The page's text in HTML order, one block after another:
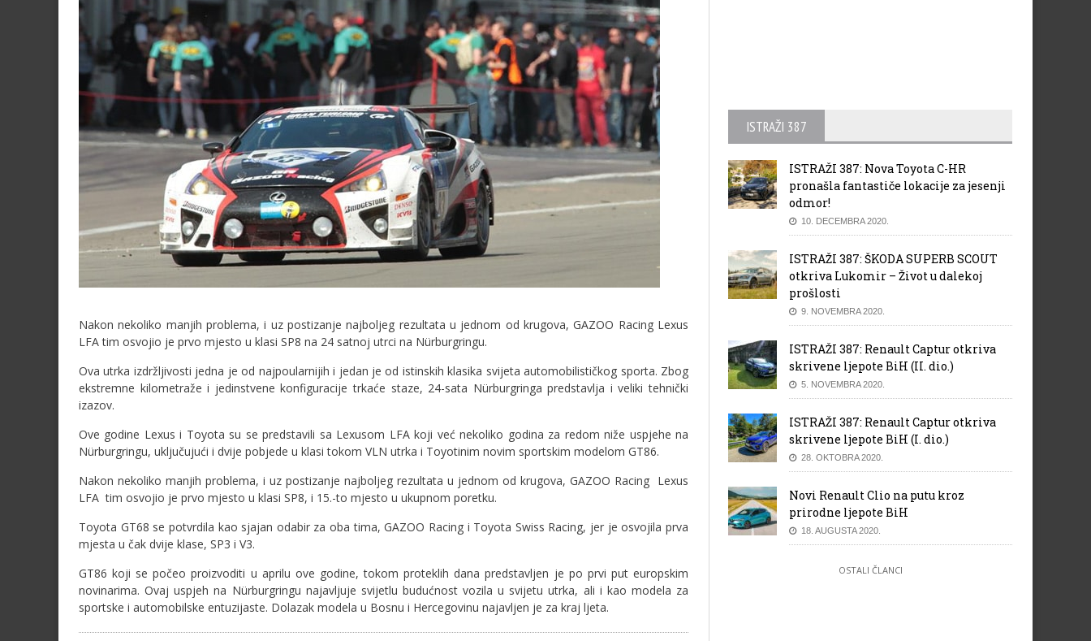
Nakon nekoliko manjih problema, i uz postizanje najboljeg rezultata u jednom od krugova, GAZOO Racing Lexus
LFA tim osvojio je prvo mjesto u klasi SP8 na 24 satnoj utrci na Nürburgringu.
Ova utrka izdržljivosti jedna je od najpoularnijih i jedan je od istinskih klasika svijeta automobilističkog sporta. Zbog
ekstremne kilometraže i jedinstvene konfiguracije trkaće staze, 24-sata Nürburgringa predstavlja i veliki tehnički
izazov.
Ove godine Lexus i Toyota su se predstavili sa Lexusom LFA koji već nekoliko godina za redom niže uspjehe na
Nürburgringu, uključujući i dvije pobjede u klasi tokom VLN utrka i Toyotinim novim sportskim modelom GT86.
Nakon nekoliko manjih problema, i uz postizanje najboljeg rezultata u jednom od krugova, GAZOO Racing Lexus
LFA tim osvojio je prvo mjesto u klasi SP8, i 15.-to mjesto u ukupnom poretku.
Toyota GT68 se potvrdila kao sjajan odabir za oba tima, GAZOO Racing i Toyota Swiss Racing, jer je osvojila prva
mjesta u čak dvije klase, SP3 i V3.
GT86 koji se počeo proizvoditi u aprilu ove godine, tokom proteklih dana predstavljen je po prvi put europskim
novinarima. Ovaj uspjeh na Nürburgringu najavljuje svijetlu budućnost vozila u svijetu utrka, ali i kao modela za
sportske i automobilske entuzijaste. Dolazak modela u Bosnu i Hercegovinu najavljen je za kraj ljeta.
ISTRAŽI 387
ISTRAŽI 387: Nova Toyota C-HR
pronašla fantastiče lokacije za jesenji
odmor!
10. DECEMBRA 2020.
ISTRAŽI 387: ŠKODA SUPERB SCOUT
otkriva Lukomir – Život u dalekoj
prošlosti
9. NOVEMBRA 2020.
ISTRAŽI 387: Renault Captur otkriva
skrivene ljepote BiH (II. dio.)
5. NOVEMBRA 2020.
ISTRAŽI 387: Renault Captur otkriva
skrivene ljepote BiH (I. dio.)
28. OKTOBRA 2020.
Novi Renault Clio na putu kroz
prirodne ljepote BiH
18. AUGUSTA 2020.
OSTALI ČLANCI